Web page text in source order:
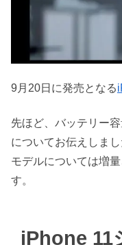
9月20日に発売となる
先ほど、バッテリー
についてお伝えしま
モデルについては増
す。
iPhone 11